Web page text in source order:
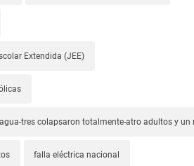
Extendida (JEE)
tres colapsaron totalmente-atro adultos y un
falla eléctrica nacional